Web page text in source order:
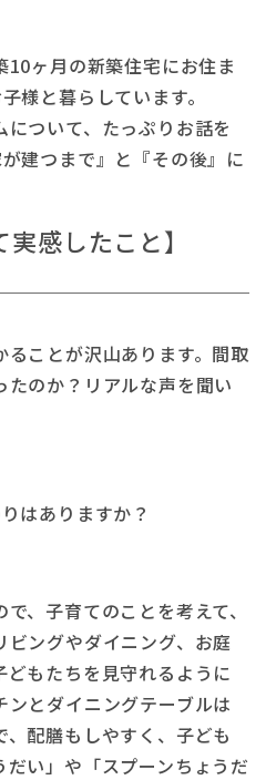
ヶ月の新築住宅にお住ま
様と暮らしています。
ついて、たっぷりお話を
建つまで』と『その後』に
実感したこと】
ことが沢山あります。間取
たのか？リアルな声を聞い
はありますか？
、子育てのことを考えて、
ングやダイニング、お庭
もたちを見守れるように
ンとダイニングテーブルは
配膳もしやすく、子ども
い」や「スプーンちょうだ